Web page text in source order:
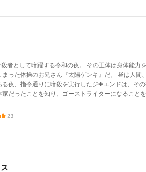
者として暗躍する令和の夜。 その正体は身体能力
まった体操のお兄さん『太陽ゲンキ』だ。 昼は人間
る夜、指令通りに暗殺を実行したジ✚エンドは、そ
だったことを知り、ゴーストライターになること
23